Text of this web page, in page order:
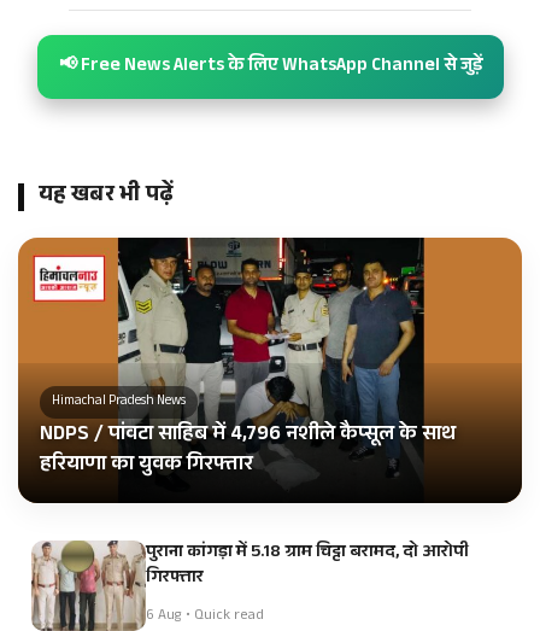
📢 Free News Alerts के लिए WhatsApp Channel से जुड़ें
यह खबर भी पढ़ें
Himachal Pradesh News
NDPS / पांवटा साहिब में 4,796 नशीले कैप्सूल के साथ
हरियाणा का युवक गिरफ्तार
पुराना कांगड़ा में 5.18 ग्राम चिट्टा बरामद, दो आरोपी
गिरफ्तार
6 Aug • Quick read